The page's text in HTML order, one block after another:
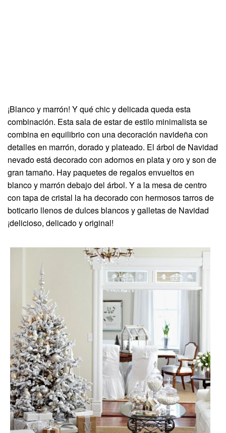
¡Blanco y marrón! Y qué chic y delicada queda esta
combinación. Esta sala de estar de estilo minimalista se
combina en equilibrio con una decoración navideña con
detalles en marrón, dorado y plateado. El árbol de Navidad
nevado está decorado con adornos en plata y oro y son de
gran tamaño. Hay paquetes de regalos envueltos en
blanco y marrón debajo del árbol. Y a la mesa de centro
con tapa de cristal la ha decorado con hermosos tarros de
boticario llenos de dulces blancos y galletas de Navidad
¡delicioso, delicado y original!